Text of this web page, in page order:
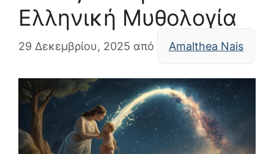
Ελληνική Μυθολογία
29 Δεκεμβρίου, 2025 από Amalthea Nais